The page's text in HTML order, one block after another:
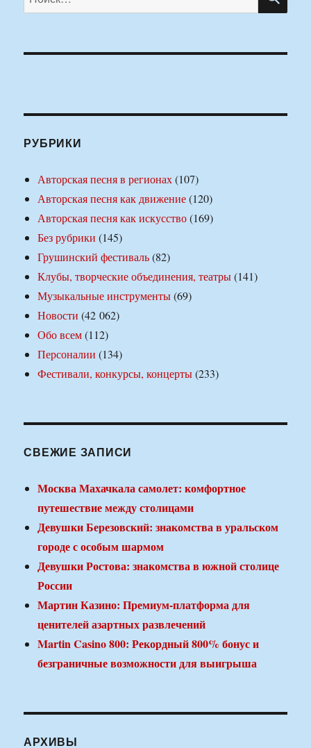
РУБРИКИ
Авторская песня в регионах(107)
Авторская песня как движение(120)
Авторская песня как искусство(169)
Без рубрики (145)
Грушинский фестиваль(82)
Клубы, творческие объединения, театры(141)
Музыкальные инструменты(69)
Новости (42 062)
Обо всем(112)
Персоналии (134)
Фестивали, конкурсы, концерты(233)
СВЕЖИЕ ЗАПИСИ
Москва Махачкала самолет: комфортное
путешествие между столицами
Девушки Березовский: знакомства в уральском
городе с особым шармом
Девушки Ростова: знакомства в южной столице
России
Мартин Казино: Премиум-платформа для
ценителей азартных развлечений
Martin Casino 800: Рекордный 800% бонус и
безграничные возможности для выигрыша
АРХИВЫ